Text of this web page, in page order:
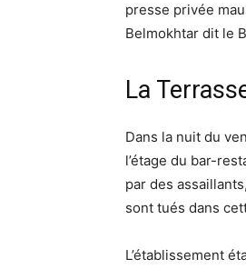
presse privée
Belmokhtar dit le
La
Dans la nuit du
l’étage du bar-
par des
sont tués dans
L’établissement